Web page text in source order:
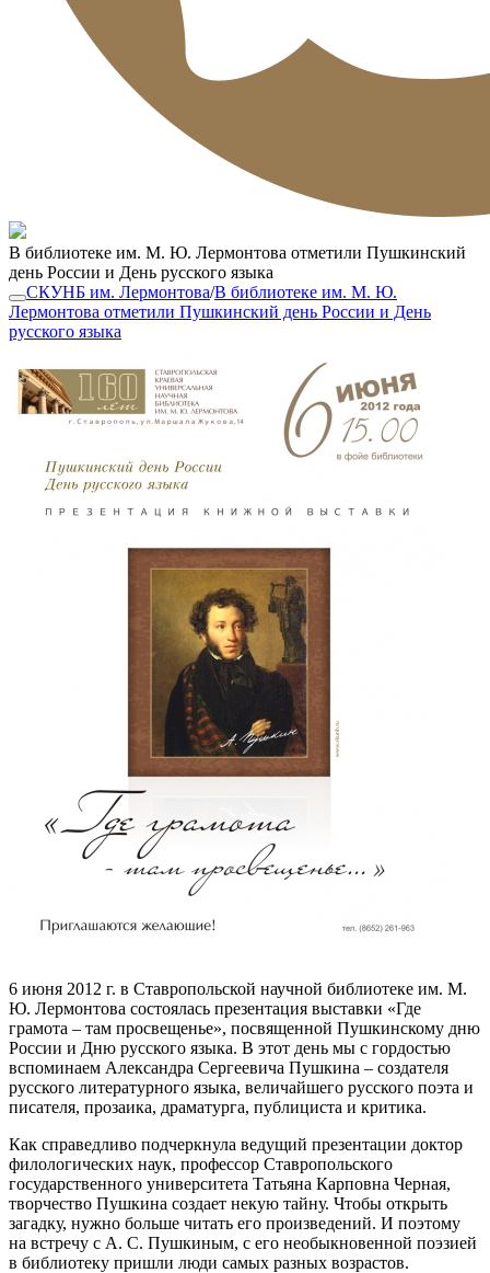
В библиотеке им. М. Ю. Лермонтова отметили Пушкинский
день России и День русского языка
СКУНБ им. Лермонтова/В библиотеке им. М. Ю.
Лермонтова отметили Пушкинский день России и День
русского языка
6 июня 2012 г. в Ставропольской научной библиотеке им. М.
Ю. Лермонтова состоялась презентация выставки «Где
грамота – там просвещенье», посвященной Пушкинскому дню
России и Дню русского языка. В этот день мы с гордостью
вспоминаем Александра Сергеевича Пушкина – создателя
русского литературного языка, величайшего русского поэта и
писателя, прозаика, драматурга, публициста и критика.
Как справедливо подчеркнула ведущий презентации доктор
филологических наук, профессор Ставропольского
государственного университета Татьяна Карповна Черная,
творчество Пушкина создает некую тайну. Чтобы открыть
загадку, нужно больше читать его произведений. И поэтому
на встречу с А. С. Пушкиным, с его необыкновенной поэзией
в библиотеку пришли люди самых разных возрастов.